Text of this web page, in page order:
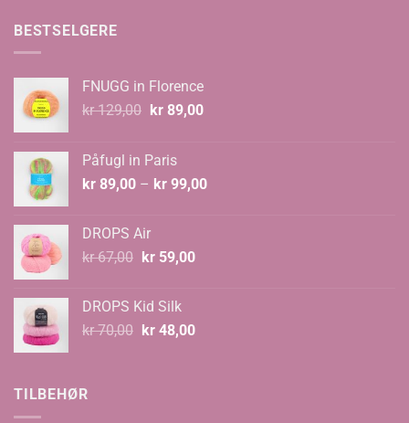
BESTSELGERE
FNUGG in Florence
kr129,00 Opprinnelig
kr 129,00.
kr89,00Nåværende
Påfugl in Paris
kr 89,00 – kr 99,00Prisområde:
DROPS Air
kr67,00 Opprinnelig
kr 67,00.
kr59,00Nåværende
DROPS Kid Silk
kr70,00 Opprinnelig
kr48,00Nåværende
TILBEHØR